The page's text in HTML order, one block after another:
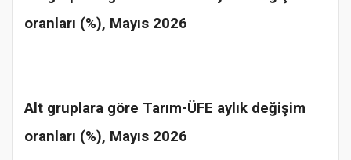
oranları (%), Mayıs 2026
Alt gruplara göre Tarım-ÜFE aylık değişim
oranları (%), Mayıs 2026